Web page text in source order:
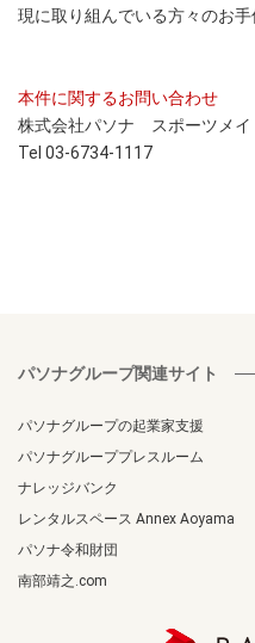
現に取り組んでいる方々のお
本件に関するお問い合わせ
株式会社パソナ スポーツメイ
Tel 03-6734-1117
パソナグループ関連サイト
パソナグループの起業家支援
パソナグループプレスルーム
ナレッジバンク
レンタルスペース Annex Aoyama
パソナ令和財団
南部靖之.com